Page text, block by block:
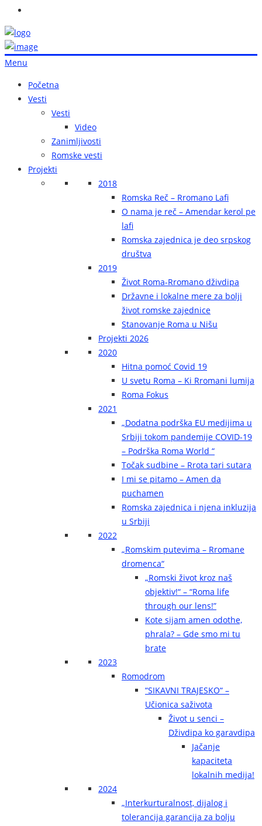
Menu
Početna
Vesti
Vesti
Video
Zanimljivosti
Romske vesti
Projekti
2018
Romska Reč – Rromano Lafi
O nama je reč – Amendar kerol pe
lafi
Romska zajednica je deo srpskog
društva
2019
Život Roma-Rromano dživdipa
Državne i lokalne mere za bolji
život romske zajednice
Stanovanje Roma u Nišu
Projekti 2026
2020
Hitna pomoć Covid 19
U svetu Roma – Ki Rromani lumija
Roma Fokus
2021
„Dodatna podrška EU medijima u
Srbiji tokom pandemije COVID-19
– Podrška Roma World “
Točak sudbine – Rrota tari sutara
I mi se pitamo – Amen da
puchamen
Romska zajednica i njena inkluzija
u Srbiji
2022
„Romskim putevima – Rromane
dromenca“
„Romski život kroz naš
objektiv!“ – “Roma life
through our lens!”
Kote sijam amen odothe,
phrala? – Gde smo mi tu
brate
2023
Romodrom
“SIKAVNI TRAJESKO“ –
Učionica saživota
Život u senci –
Dživdipa ko garavdipa
Jačanje
kapaciteta
lokalnih medija!
2024
„Interkurturalnost, dijalog i
tolerancija garancija za bolju